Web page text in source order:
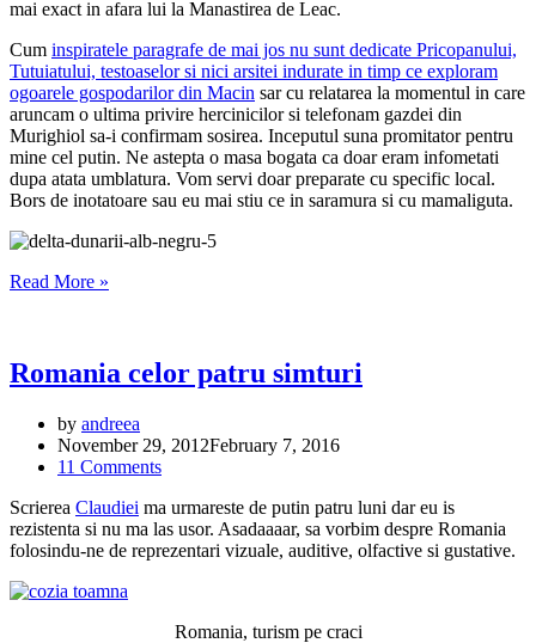
mai exact in afara lui la Manastirea de Leac.
Cum inspiratele paragrafe de mai jos nu sunt dedicate Pricopanului,
Tutuiatului, testoaselor si nici arsitei indurate in timp ce exploram
ogoarele gospodarilor din Macin sar cu relatarea la momentul in care
aruncam o ultima privire hercinicilor si telefonam gazdei din
Murighiol sa-i confirmam sosirea. Inceputul suna promitator pentru
mine cel putin. Ne astepta o masa bogata ca doar eram infometati
dupa atata umblatura. Vom servi doar preparate cu specific local.
Bors de inotatoare sau eu mai stiu ce in saramura si cu mamaliguta.
Read More »
copilariei
Romania celor patru simturi
by andreea
November 29, 2012February 7, 2016
11 Comments
Scrierea Claudiei ma urmareste de putin patru luni dar eu is
rezistenta si nu ma las usor. Asadaaaar, sa vorbim despre Romania
folosindu-ne de reprezentari vizuale, auditive, olfactive si gustative.
Romania, turism pe craci